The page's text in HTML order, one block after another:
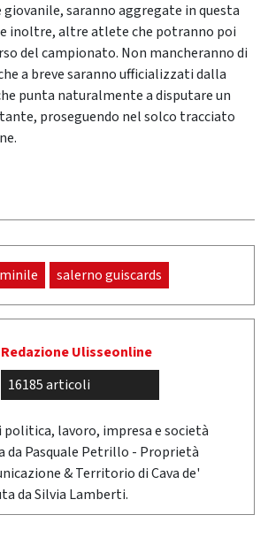
saranno aggregate in questa
inoltre, altre atlete che potranno poi
del campionato. Non mancheranno di
a breve saranno ufficializzati dalla
punta naturalmente a disputare un
proseguendo nel solco tracciato
salerno guiscards
Redazione Ulisseonline
16185 articoli
politica, lavoro, impresa e società
da Pasquale Petrillo - Proprietà
& Territorio di Cava de'
da Silvia Lamberti.